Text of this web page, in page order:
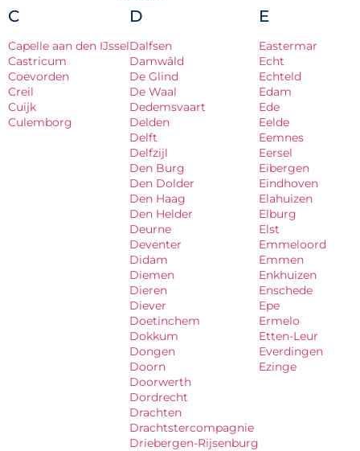
C
Capelle aan den IJssel
Castricum
Coevorden
Creil
Cuijk
Culemborg
D
Dalfsen
Damwâld
De Glind
De Waal
Dedemsvaart
Delden
Delft
Delfzijl
Den Burg
Den Dolder
Den Haag
Den Helder
Deurne
Deventer
Didam
Diemen
Dieren
Diever
Doetinchem
Dokkum
Dongen
Doorn
Doorwerth
Dordrecht
Drachten
Drachtstercompagnie
Driebergen-Rijsenburg
E
Eastermar
Echt
Echteld
Edam
Ede
Eelde
Eemnes
Eersel
Eibergen
Eindhoven
Elahuizen
Elburg
Elst
Emmeloord
Emmen
Enkhuizen
Enschede
Epe
Ermelo
Etten-Leur
Everdingen
Ezinge